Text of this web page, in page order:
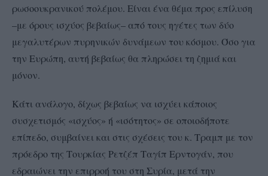
ρωσοουκρανικού πολέμου. Είναι ένα θέμα προς επίλυση
–με όρους ισχύος βεβαίως– από τους ηγέτες των δύο
μεγαλυτέρων πυρηνικών δυνάμεων του κόσμου. Όσο για
την Ευρώπη, αυτή βεβαίως θα πληρώσει τη ζημιά και
μόνον.
Κάτι ανάλογο, δίχως βεβαίως να ισχύει κάποιος
συσχετισμός «ισχύος» ή «ισότητος» σε οποιοδήποτε
επίπεδο, συμβαίνει και στις σχέσεις του κ. Τραμπ με τον
πρόεδρο της Τουρκίας Ρετζέπ Ταγίπ Ερντογάν, που
εδραιώνει την επιρροή του στη Συρία, μετά την